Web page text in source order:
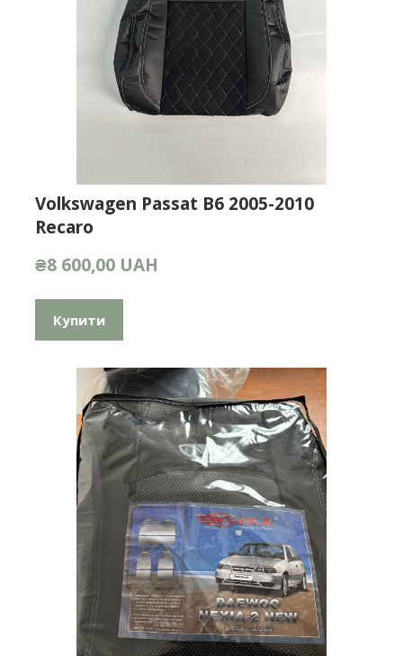
Volkswagen Passat B6 2005-2010
Recaro
₴8 600,00 UAH
Купити